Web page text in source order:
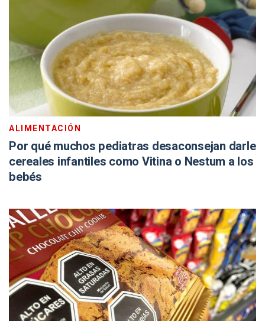
ALIMENTACIÓN
Por qué muchos pediatras desaconsejan darle
cereales infantiles como Vitina o Nestum a los
bebés